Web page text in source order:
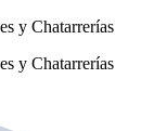
y Chatarrerías
y Chatarrerías